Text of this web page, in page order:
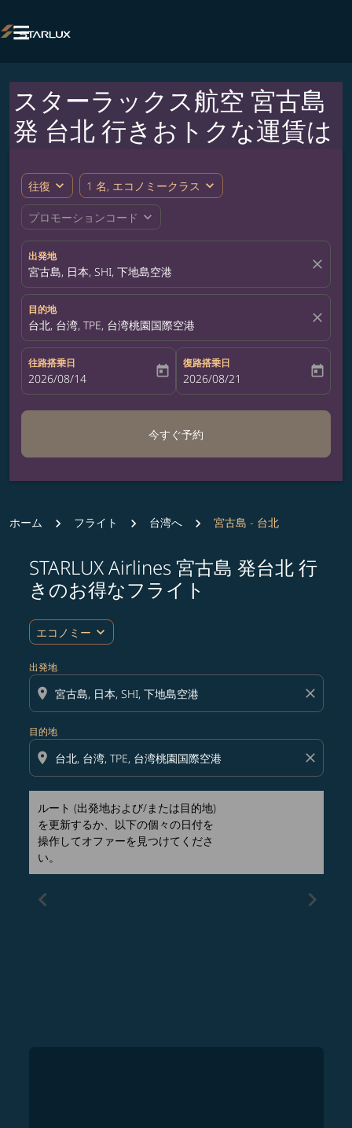

スターラックス航空 宮古島
発 台北 行きおトクな運賃は
往復 expand_more 1 名, エコノミークラス expand_more
プロモーションコード expand_more
出発地
宮古島, 日本, SHI, 下地島空港 close
目的地
台北, 台湾, TPE, 台湾桃園国際空港 close
往路搭乗日
fc-booking-departure-date-aria-label
2026/08/14 today
復路搭乗日
fc-booking-return-date-aria-label
2026/08/21 today
今すぐ予約
ホーム フライト 台湾へ 宮古島 - 台北
STARLUX Airlines 宮古島 発台北 行
きのお得なフライト
エコノミー expand_more
出発地
location_on close
目的地
location_on close
ルート (出発地および/または目的地)
を更新するか、以下の個々の日付を
操作してオファーを見つけてくださ
い。
ルート (出発地および/または目的地) を更新するか、以
chevron_left chevron_right